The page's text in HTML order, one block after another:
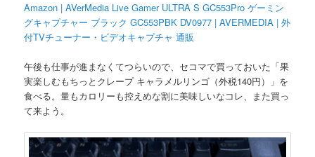
Amazon | AVerMedia Live Gamer ULTRA S GC553Pro ゲーミン
グキャプチャー ブラック GC553PBK DV0977 | AVERMEDIA | 外
付TVチューナー・ビデオキャプチャ 通販
午後も仕事が進まなくてつらいので、セコマで買っておいた「果
実楽しむもちっとクレープ キャラメルリンゴ（外税140円）」を
食べる。量もカロリーも控えめな割に美味しいなコレ、また買っ
て来よう。